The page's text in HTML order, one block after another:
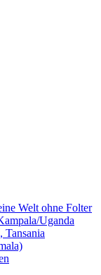
Welt ohne Folter
Uganda
Tansania